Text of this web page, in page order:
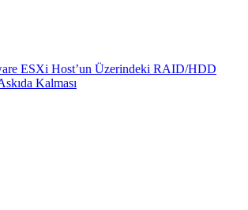
ESXi Host’un Üzerindeki RAID/HDD
Kalması